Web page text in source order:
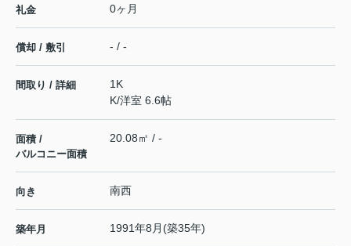
礼金 0ヶ月
償却 / 敷引 - / -
間取り / 詳細
1K
K/洋室 6.6帖
面積 /
バルコニー面積
20.08㎡ / -
向き 南西
築年月 1991年8月(築35年)